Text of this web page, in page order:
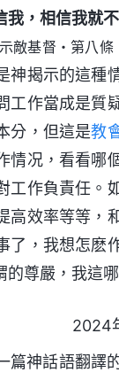
我，相信我就
敵基督・第八條
神揭示的這種
工作當成是質
分，但這是教
情况，看看
工作負責任。
高效率等等，
了，我想怎麽
尊嚴，我這
2024
篇神話語翻譯